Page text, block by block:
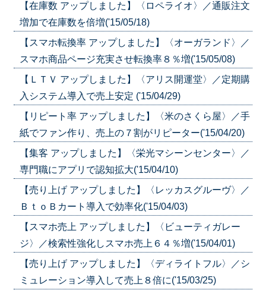
【在庫数 アップしました】〈ロペライオ〉／通販注文
増加で在庫数を倍増('15/05/18)
【スマホ転換率 アップしました】〈オーガランド〉／
スマホ商品ページ充実させ転換率８％増('15/05/08)
【ＬＴＶ アップしました】〈アリス開運堂〉／定期購
入システム導入で売上安定 ('15/04/29)
【リピート率 アップしました】〈米のさくら屋〉／手
紙でファン作り、売上の７割がリピーター('15/04/20)
【集客 アップしました】〈栄光マシーンセンター〉／
専門職にアプリで認知拡大('15/04/10)
【売り上げ アップしました】〈レッカスグルーヴ〉／
ＢｔｏＢカート導入で効率化('15/04/03)
【スマホ売上 アップしました】〈ビューティガレー
ジ〉／検索性強化しスマホ売上６４％増('15/04/01)
【売り上げ アップしました】〈ディライトフル〉／シ
ミュレーション導入して売上８倍に('15/03/25)